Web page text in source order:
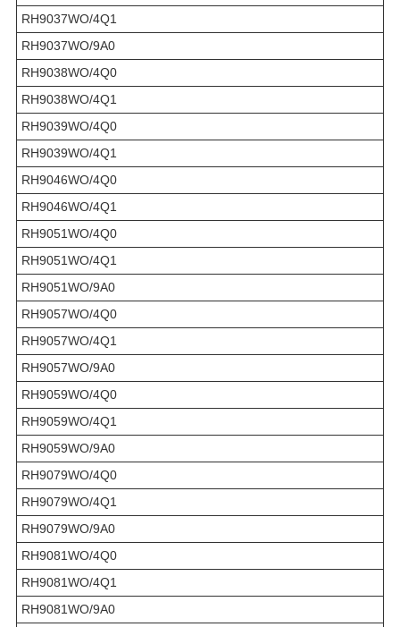
RH9037WO/4Q1
RH9037WO/9A0
RH9038WO/4Q0
RH9038WO/4Q1
RH9039WO/4Q0
RH9039WO/4Q1
RH9046WO/4Q0
RH9046WO/4Q1
RH9051WO/4Q0
RH9051WO/4Q1
RH9051WO/9A0
RH9057WO/4Q0
RH9057WO/4Q1
RH9057WO/9A0
RH9059WO/4Q0
RH9059WO/4Q1
RH9059WO/9A0
RH9079WO/4Q0
RH9079WO/4Q1
RH9079WO/9A0
RH9081WO/4Q0
RH9081WO/4Q1
RH9081WO/9A0